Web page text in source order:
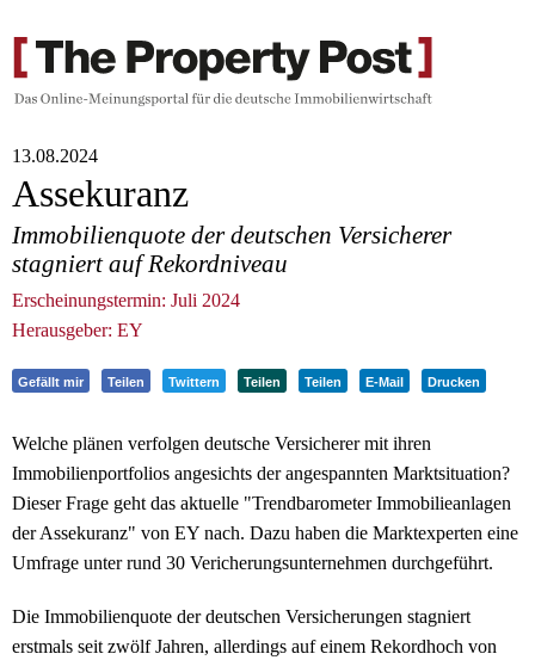
13.08.2024
Assekuranz
Immobilienquote der deutschen Versicherer
stagniert auf Rekordniveau
Erscheinungstermin: Juli 2024
Herausgeber: EY
Gefällt mir Teilen Twittern Teilen Teilen E-Mail Drucken
Welche plänen verfolgen deutsche Versicherer mit ihren
Immobilienportfolios angesichts der angespannten Marktsituation?
Dieser Frage geht das aktuelle "Trendbarometer Immobilieanlagen
der Assekuranz" von EY nach. Dazu haben die Marktexperten eine
Umfrage unter rund 30 Vericherungsunternehmen durchgeführt.
Die Immobilienquote der deutschen Versicherungen stagniert
erstmals seit zwölf Jahren, allerdings auf einem Rekordhoch von